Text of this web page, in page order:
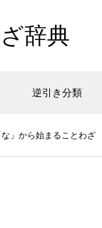
辞典
逆引き分類
な」から始まることわざ